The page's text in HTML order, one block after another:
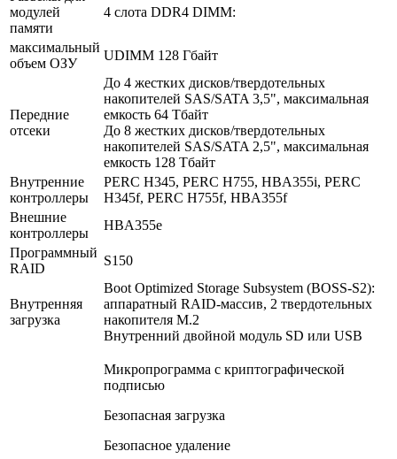
модулей
памяти
4 слота DDR4 DIMM:
максимальный
объем ОЗУ
UDIMM 128 Гбайт
Передние
отсеки
До 4 жестких дисков/твердотельных
накопителей SAS/SATA 3,5", максимальная
емкость 64 Тбайт
До 8 жестких дисков/твердотельных
накопителей SAS/SATA 2,5", максимальная
емкость 128 Тбайт
Внутренние
контроллеры
PERC H345, PERC H755, HBA355i, PERC
H345f, PERC H755f, HBA355f
Внешние
контроллеры
HBA355e
Программный
RAID
S150
Внутренняя
загрузка
Boot Optimized Storage Subsystem (BOSS-S2):
аппаратный RAID-массив, 2 твердотельных
накопителя M.2
Внутренний двойной модуль SD или USB
Микропрограмма с криптографической
подписью
Безопасная загрузка
Безопасное удаление